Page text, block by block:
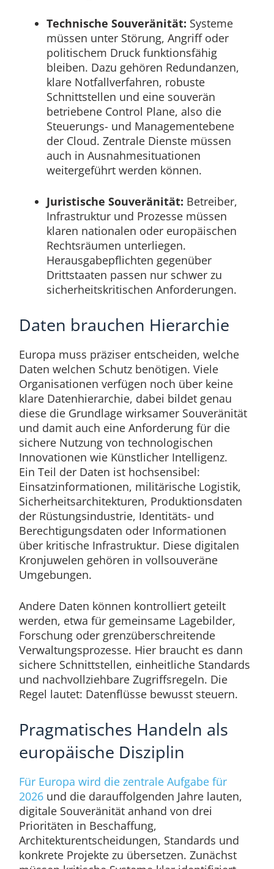
Technische Souveränität: Systeme
müssen unter Störung, Angriff oder
politischem Druck funktionsfähig
bleiben. Dazu gehören Redundanzen,
klare Notfallverfahren, robuste
Schnittstellen und eine souverän
betriebene Control Plane, also die
Steuerungs- und Managementebene
der Cloud. Zentrale Dienste müssen
auch in Ausnahmesituationen
weitergeführt werden können.
Juristische Souveränität: Betreiber,
Infrastruktur und Prozesse müssen
klaren nationalen oder europäischen
Rechtsräumen unterliegen.
Herausgabepflichten gegenüber
Drittstaaten passen nur schwer zu
sicherheitskritischen Anforderungen.
Daten brauchen Hierarchie
Europa muss präziser entscheiden, welche
Daten welchen Schutz benötigen. Viele
Organisationen verfügen noch über keine
klare Datenhierarchie, dabei bildet genau
diese die Grundlage wirksamer Souveränität
und damit auch eine Anforderung für die
sichere Nutzung von technologischen
Innovationen wie Künstlicher Intelligenz.
Ein Teil der Daten ist hochsensibel:
Einsatzinformationen, militärische Logistik,
Sicherheitsarchitekturen, Produktionsdaten
der Rüstungsindustrie, Identitäts- und
Berechtigungsdaten oder Informationen
über kritische Infrastruktur. Diese digitalen
Kronjuwelen gehören in vollsouveräne
Umgebungen.
Andere Daten können kontrolliert geteilt
werden, etwa für gemeinsame Lagebilder,
Forschung oder grenzüberschreitende
Verwaltungsprozesse. Hier braucht es dann
sichere Schnittstellen, einheitliche Standards
und nachvollziehbare Zugriffsregeln. Die
Regel lautet: Datenflüsse bewusst steuern.
Pragmatisches Handeln als
europäische Disziplin
Für Europa wird die zentrale Aufgabe für
2026und die darauffolgenden Jahre lauten,
digitale Souveränität anhand von drei
Prioritäten in Beschaffung,
Architekturentscheidungen, Standards und
konkrete Projekte zu übersetzen. Zunächst